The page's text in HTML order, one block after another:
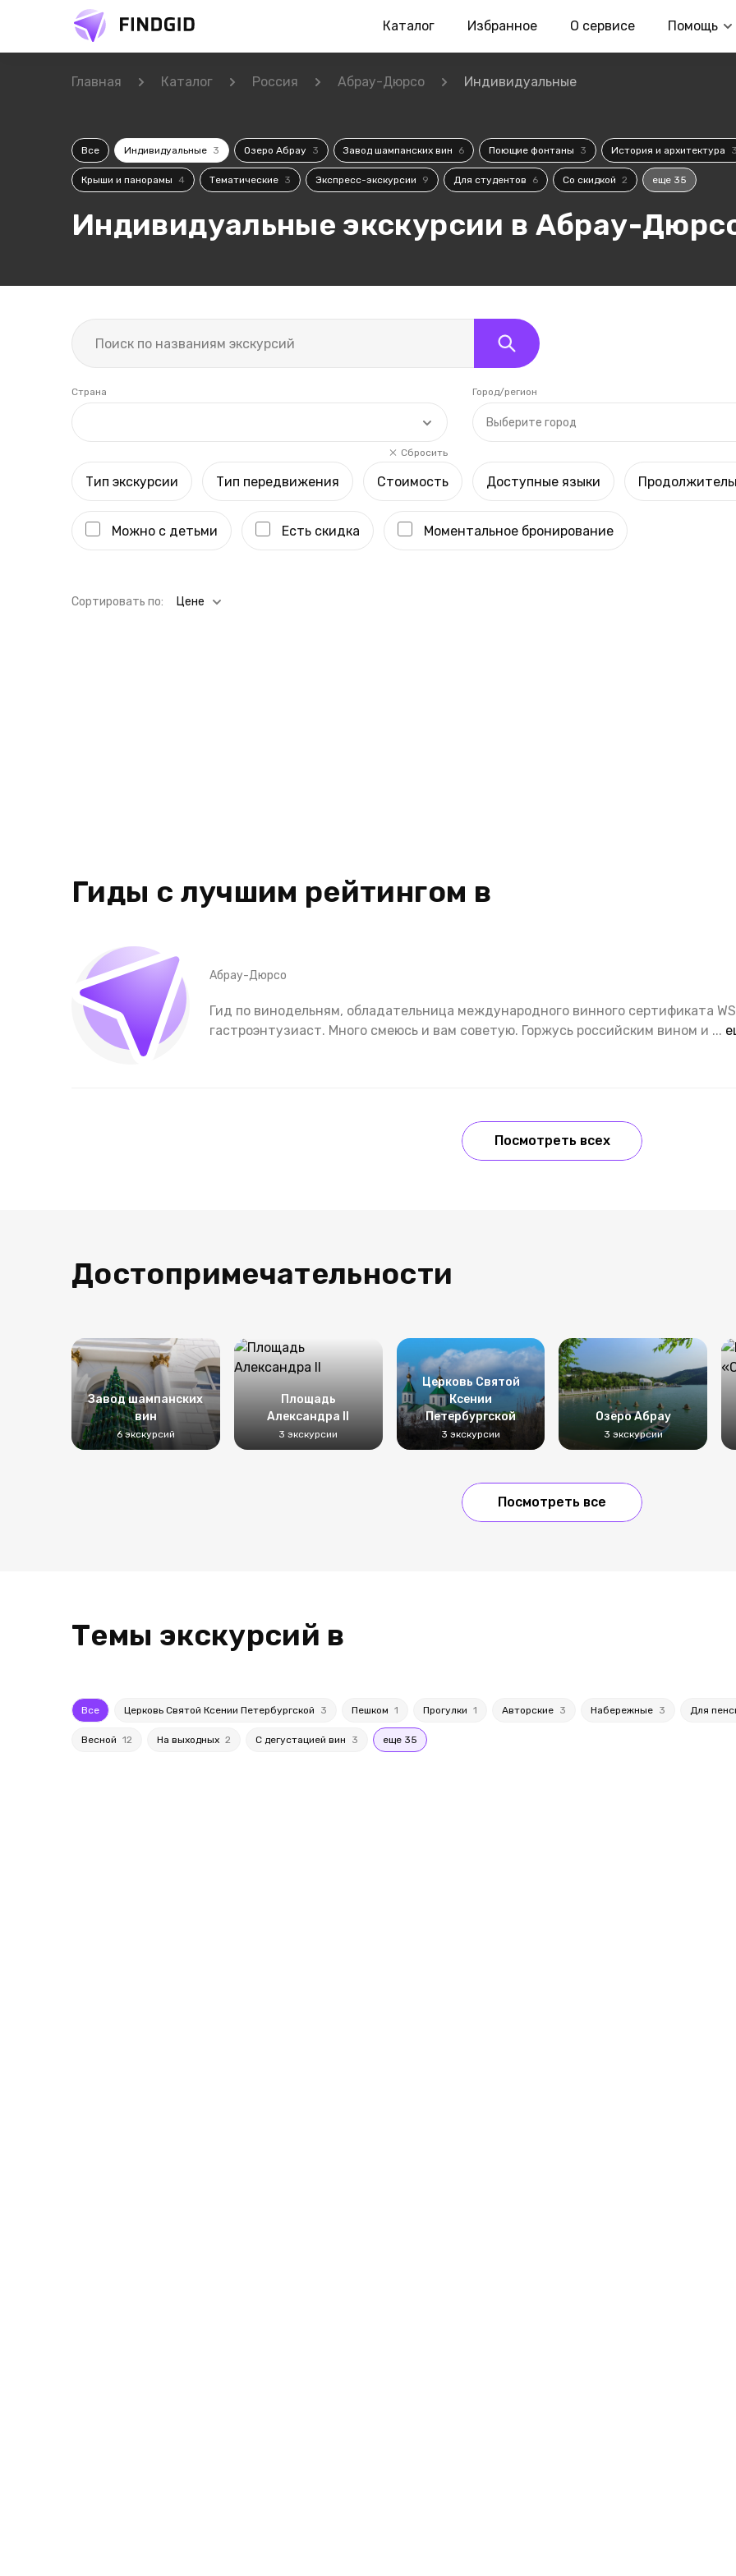
Каталог Избранное О сервисе Помощь
Главная Каталог Россия Абрау-Дюрсо Индивидуальные
Все Индивидуальные 3 Озеро Абрау 3 Завод шампанских вин 6 Поющие фонтаны 3 История и архитектура 3
Крыши и панорамы 4 Тематические 3 Экспресс-экскурсии 9 Для студентов 6 Со скидкой 2 еще 35
Индивидуальные экскурсии в Абрау-
Страна
Сбросить
Выберите город
Город/регион
Тип экскурсии Тип передвижения Стоимость Доступные языки
Можно с детьми Есть скидка Моментальное бронирование
Cортировать по: Цене
Гиды с лучшим рейтингом в
Абрау-Дюрсо
Гид по винодельням, обладательница международного винного сертификата
гастроэнтузиаст. Много смеюсь и вам советую. Горжусь российским вином и ...
Посмотреть всех
Достопримечательности
Завод шампанских
вин
6 экскурсий
Площадь
Александра II
3 экскурсии
Церковь Святой
Ксении
Петербургской
3 экскурсии
Озеро Абрау
3 экскурсии
Посмотреть все
Темы экскурсий в
Все Церковь Святой Ксении Петербургской 3 Пешком 1 Прогулки 1 Авторские 3 Набережные 3 Для
Весной 12 На выходных 2 С дегустацией вин 3 еще 35